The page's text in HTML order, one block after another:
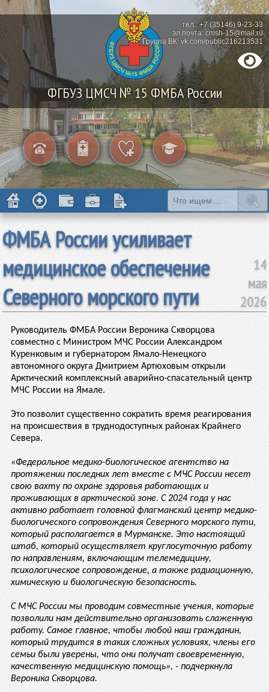
ФГБУЗ ЦМСЧ № 15 ФМБА России
тел.: +7 (35146) 9-23-33
эл.почта: cmsh-15@mail.ru
Группа ВК: vk.com/public216213531
ФМБА России усиливает
медицинское обеспечение
Северного морского пути
14
мая
2026
Руководитель ФМБА России Вероника Скворцова
совместно с Министром МЧС России Александром
Куренковым и губернатором Ямало-Ненецкого
автономного округа Дмитрием Артюховым открыли
Арктический комплексный аварийно-спасательный центр
МЧС России на Ямале.
Это позволит существенно сократить время реагирования
на происшествия в труднодоступных районах Крайнего
Севера.
«Федеральное медико-биологическое агентство на
протяжении последних лет вместе с МЧС России несет
свою вахту по охране здоровья работающих и
проживающих в арктической зоне. С 2024 года у нас
активно работает головной флагманский центр медико-
биологического сопровождения Северного морского пути,
который располагается в Мурманске. Это настоящий
штаб, который осуществляет круглосуточную работу
по направлениям, включающим телемедицину,
психологическое сопровождение, а также радиационную,
химическую и биологическую безопасность.
С МЧС России мы проводим совместные учения, которые
позволили нам действительно организовать слаженную
работу. Самое главное, чтобы любой наш гражданин,
который трудится в таких сложных условиях, члены его
семьи были уверены, что они получат своевременную,
качественную медицинскую помощь», - подчеркнула
Вероника Скворцова.